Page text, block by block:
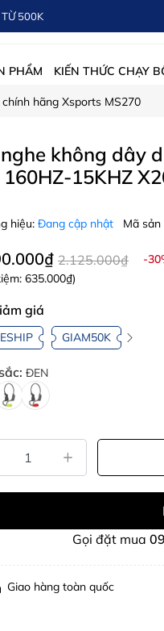
500K
PHẨM KIẾN THỨC CHẠY
hãng Xsports MS270
không dây
15KHZ
hiệu: Đang cập nhật Mã sản
2.125.000₫
-
635.000₫)
giá
GIAM50K
ĐEN
Gọi đặt mua
Giao hàng toàn quốc